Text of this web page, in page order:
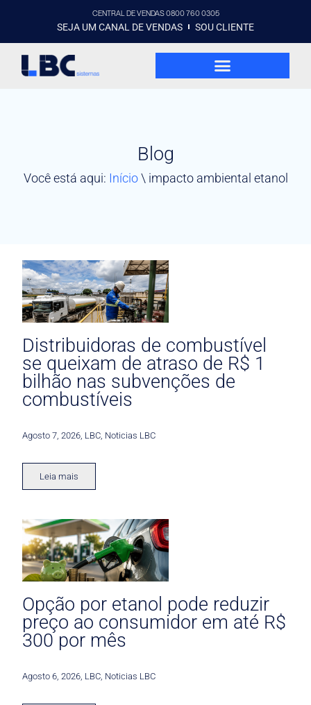
CENTRAL DE VENDAS 0800 760 0305
SEJA UM CANAL DE VENDAS SOU CLIENTE
Blog
Você está aqui: Início\ impacto ambiental etanol
Distribuidoras de combustível
se queixam de atraso de R$ 1
bilhão nas subvenções de
combustíveis
Agosto 7, 2026 LBC Noticias LBC
Leia mais
Opção por etanol pode reduzir
preço ao consumidor em até R$
300 por mês
Agosto 6, 2026 LBC Noticias LBC